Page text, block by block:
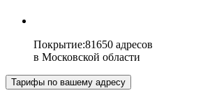
Покрытие:81650 адресов
в Московской области
Тарифы по вашему адресу